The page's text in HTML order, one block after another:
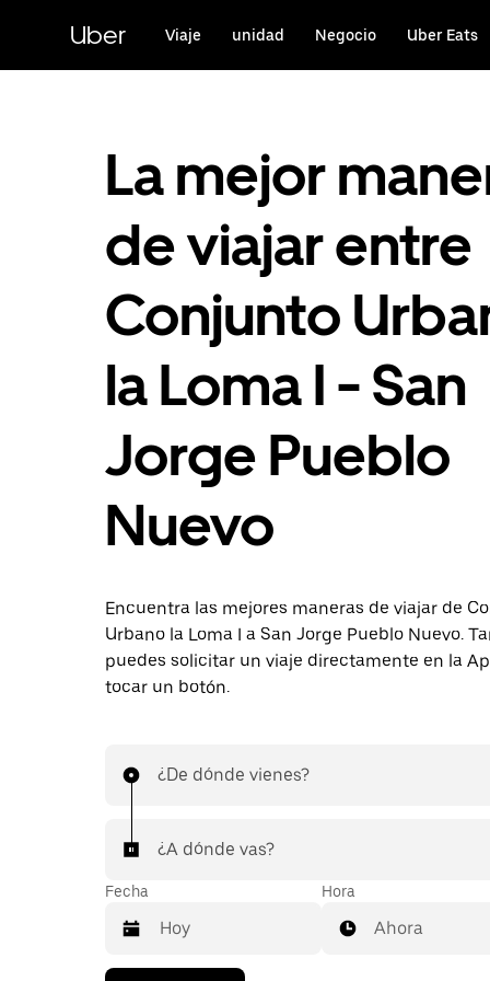
contenido
principal
Uber Viaje unidad Negocio Uber Eats
La mejor
de viajar entre
Conjunto
la Loma I - San
Jorge Pueblo
Nuevo
Encuentra las mejores maneras de viajar de
Urbano la Loma I a San Jorge Pueblo Nuevo.
puedes solicitar un viaje directamente en la
tocar un botón.
¿De dónde vienes?
¿A dónde vas?
Fecha Hora
Ahora